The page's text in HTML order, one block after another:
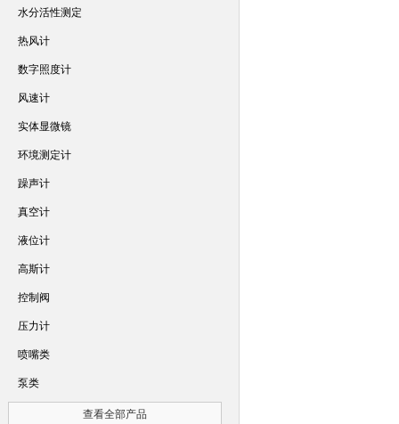
水分活性测定
热风计
数字照度计
风速计
实体显微镜
环境测定计
躁声计
真空计
液位计
高斯计
控制阀
压力计
喷嘴类
泵类
查看全部产品